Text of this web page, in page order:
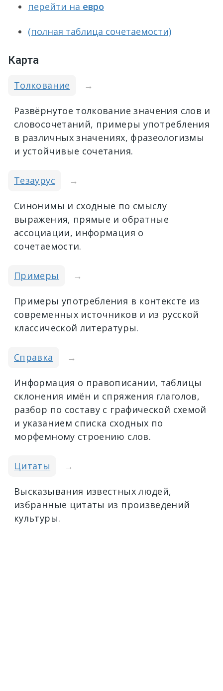
перейти на евро
(полная таблица сочетаемости)
Карта
Толкование →
Развёрнутое толкование значения слов и
словосочетаний, примеры употребления
в различных значениях, фразеологизмы
и устойчивые сочетания.
Тезаурус →
Синонимы и сходные по смыслу
выражения, прямые и обратные
ассоциации, информация о
сочетаемости.
Примеры →
Примеры употребления в контексте из
современных источников и из русской
классической литературы.
Справка →
Информация о правописании, таблицы
склонения имён и спряжения глаголов,
разбор по составу с графической схемой
и указанием списка сходных по
морфемному строению слов.
Цитаты →
Высказывания известных людей,
избранные цитаты из произведений
культуры.